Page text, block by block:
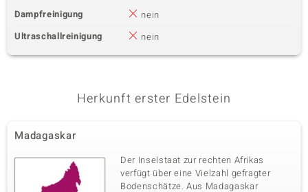
Dampfreinigung
nein
Ultraschallreinigung
nein
Herkunft erster Edelstein
Madagaskar
Der Inselstaat zur rechten Afrikas
verfügt über eine Vielzahl gefragter
Bodenschätze. Aus Madagaskar